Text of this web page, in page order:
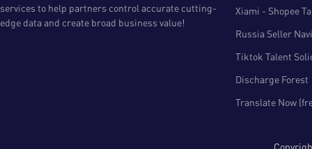
services to help partners control accurate cutting-
edge data and create broad business value!
Xiami - Shopee
Russia Seller
Tiktok Talent
Discharge Forest
Translate Now